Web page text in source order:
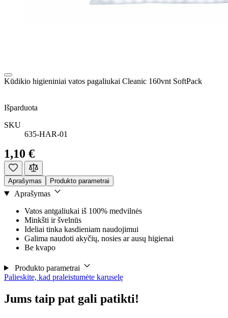
Kūdikio higieniniai vatos pagaliukai Cleanic 160vnt SoftPack
Išparduota
SKU
635-HAR-01
1,10 €
Aprašymas Produkto parametrai
Aprašymas
Vatos antgaliukai iš 100% medvilnės
Minkšti ir švelnūs
Ideliai tinka kasdieniam naudojimui
Galima naudoti akyčių, nosies ar ausų higienai
Be kvapo
Produkto parametrai
Palieskite, kad praleistumėte karuselę
Jums taip pat gali patikti!